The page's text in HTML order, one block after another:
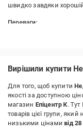
швидко завдяки
Переваги:
Вирішили купити
Для того, щоб купити
якості за доступною
магазин Епіцентр К.
товарів цієї групи, який
низькими цінамивід